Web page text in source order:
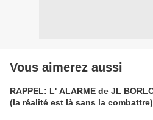
Vous aimerez aussi
RAPPEL: L' ALARME de JL BORLOO
(la réalité est là sans la combattre)